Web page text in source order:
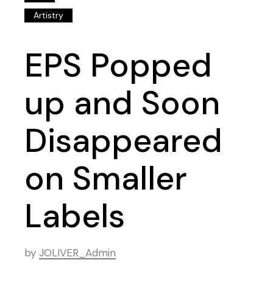
Artistry
EPS Popped
up and Soon
Disappeared
on Smaller
Labels
by JOLIVER_Admin